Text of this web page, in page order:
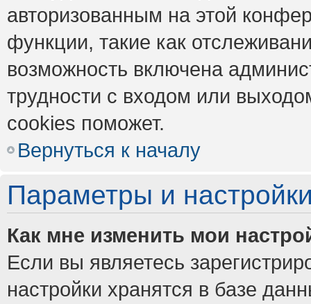
авторизованным на этой
функции, такие как
возможность включена
трудности с входом или
cookies поможет.
Вернуться к началу
Параметры и
Как мне изменить мои
Если вы являетесь
настройки хранятся в базе